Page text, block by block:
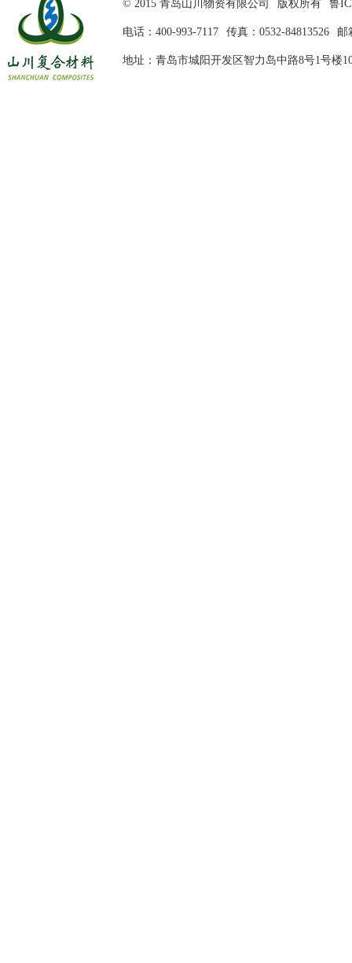
© 2015 青岛山川物资有限公司 版权所有 鲁
电话：400-993-7117 传真：0532-84813526 邮
地址：青岛市城阳开发区智力岛中路8号1号楼